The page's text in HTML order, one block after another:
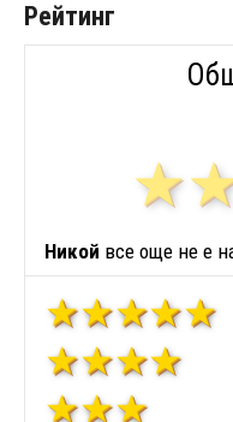
Рейтинг
Никой все още не е